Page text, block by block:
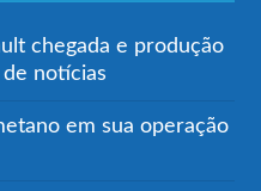
chegada e produção
de notícias
em sua operação